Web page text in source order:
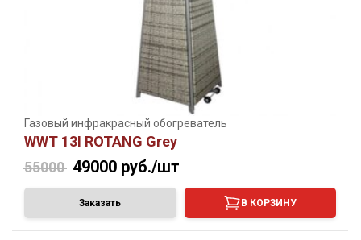
Газовый инфракрасный обогреватель
WWT 13I ROTANG Grey
55000 49000 руб./шт
Заказать В КОРЗИНУ